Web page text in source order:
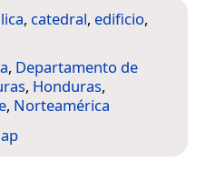
, catedral, edificio,
, Departamento de
, Honduras,
, Norteamérica